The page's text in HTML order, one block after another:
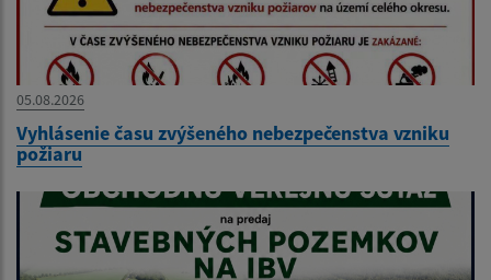
05.08.2026
Vyhlásenie času zvýšeného nebezpečenstva vzniku
požiaru